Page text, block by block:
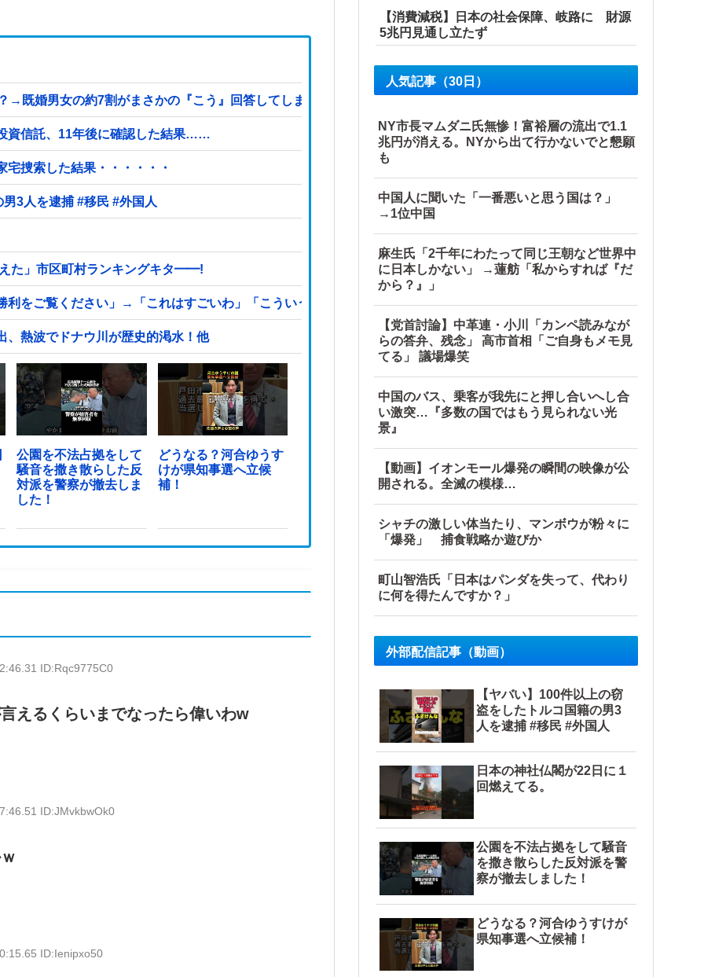
既婚男女の約7割がまさかの『こう』回答してしまうw w w w w w w w
資信託、11年後に確認した結果……
捜索した結果・・・・・・
【ヤバい】100件以上の窃盗をしたトルコ国籍の男3人を逮捕 #移民 #外国人
た」市区町村ランキングキタ━━!
利をご覧ください」→「これはすごいわ」「こういうのを見ると日本人は何か適当に作る感じがしない・...
、熱波でドナウ川が歴史的渇水！他
公園を不法占拠をして
騒音を撒き散らした反
対派を警察が撤去しま
した！
どうなる？河合ゆうす
けが県知事選へ立候
補！
ID:Rqc9775C0
えるくらいまでなったら偉いわw
ID:JMvkbwOk0
ID:Ienipxo50
【消費減税】日本の社会保障、岐路に 財源
5兆円見通し立たず
人気記事（30日）
NY市長マムダニ氏無惨！富裕層の流出で1.1
兆円が消える。NYから出て行かないでと懇願
も
中国人に聞いた「一番悪いと思う国は？」
→1位中国
麻生氏「2千年にわたって同じ王朝など世界中
に日本しかない」 →蓮舫「私からすれば『だ
から？』」
【党首討論】中革連・小川「カンペ読みなが
らの答弁、残念」 高市首相「ご自身もメモ見
てる」 議場爆笑
中国のバス、乗客が我先にと押し合いへし合
い激突…『多数の国ではもう見られない光
景』
【動画】イオンモール爆発の瞬間の映像が公
開される。全滅の模様…
シャチの激しい体当たり、マンボウが粉々に
「爆発」 捕食戦略か遊びか
町山智浩氏「日本はパンダを失って、代わり
に何を得たんですか？」
外部配信記事（動画）
【ヤバい】100件以上の窃
盗をしたトルコ国籍の男3
人を逮捕 #移民 #外国人
日本の神社仏閣が22日に１
回燃えてる。
公園を不法占拠をして騒音
を撒き散らした反対派を警
察が撤去しました！
どうなる？河合ゆうすけが
県知事選へ立候補！